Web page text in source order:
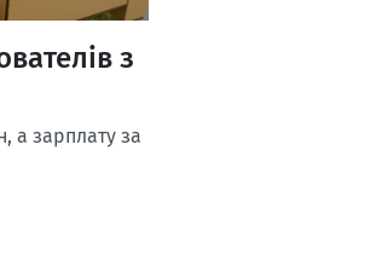
з
а зарплату за